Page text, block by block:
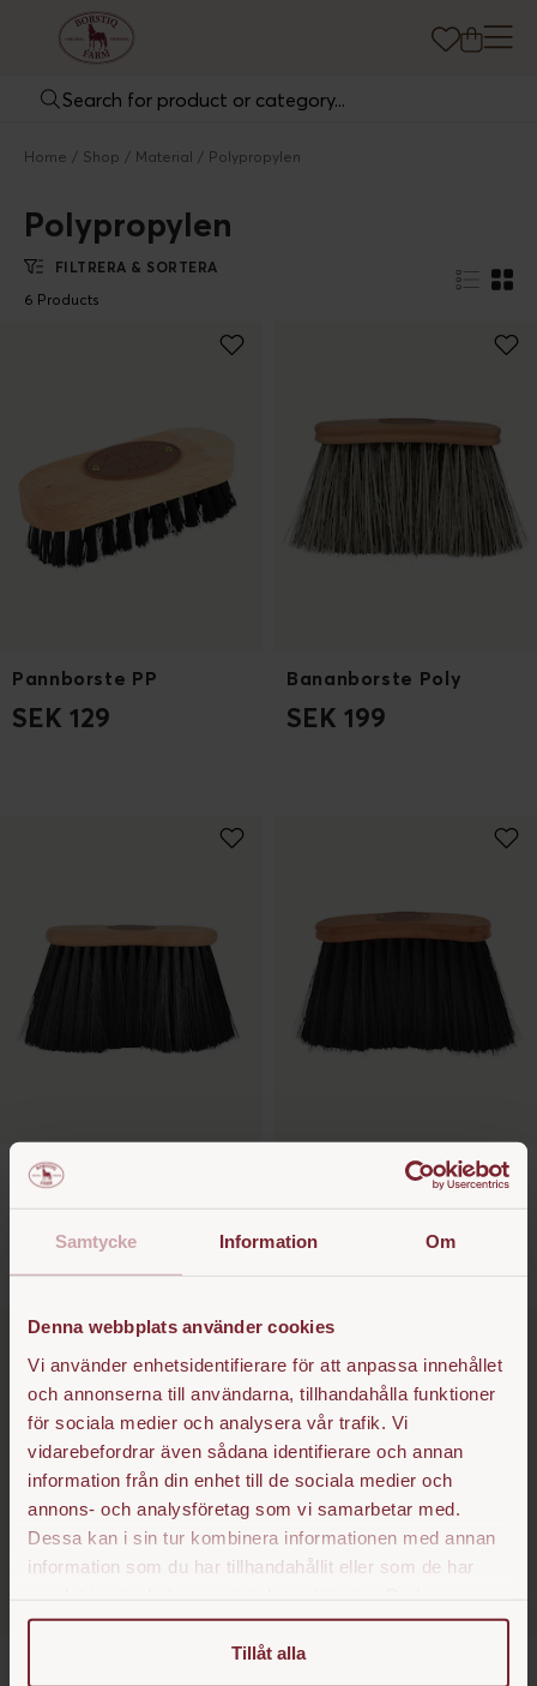
Samtycke Information Om
Denna webbplats använder cookies
Vi använder enhetsidentifierare för att anpassa innehållet
och annonserna till användarna, tillhandahålla funktioner
för sociala medier och analysera vår trafik. Vi
vidarebefordrar även sådana identifierare och annan
information från din enhet till de sociala medier och
annons- och analysföretag som vi samarbetar med.
Dessa kan i sin tur kombinera informationen med annan
information som du har tillhandahållit eller som de har
närsomhelst ändra ditt samtycke.
Tillåt alla
Home Shop Material Polypropylen
Polypropylen
FILTRERA & SORTERA
6 Products
Pannborste PP
SEK 129
Bananborste Poly
SEK 199
Midjeborste PP X-lång
SEK 249
Bananborste PP X-lång
SEK 199
Hovborste dubbelsidig med hovkrats Midjeborste PP